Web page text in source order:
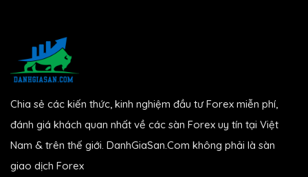
Chia sẻ các kiến thức, kinh nghiệm đầu tư Forex miễn phí,
đánh giá khách quan nhất về các sàn Forex uy tín tại Việt
Nam & trên thế giới. DanhGiaSan.Com không phải là sàn
giao dịch Forex